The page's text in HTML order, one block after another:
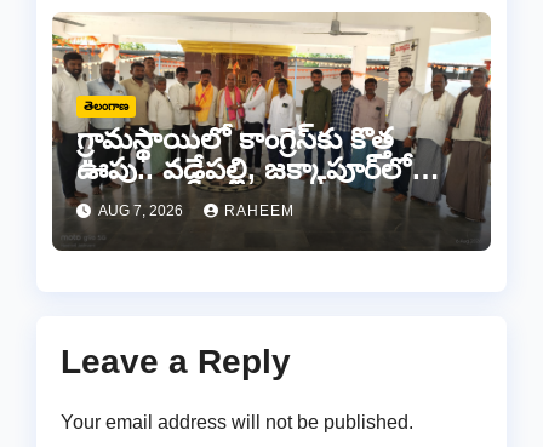
తెలంగాణ
గ్రామస్థాయిలో కాంగ్రెస్‌కు కొత్త
ఊపు.. వడ్డేపల్లి, జక్కాపూర్‌లో
నూతన కమిటీల ఏర్పాటు
AUG 7, 2026 RAHEEM
Leave a Reply
Your email address will not be published.